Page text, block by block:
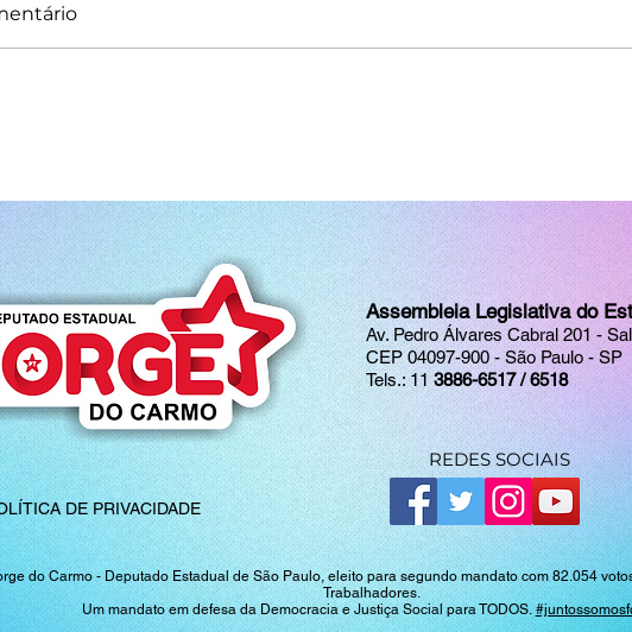
DE PRIVACIDADE
Assembleia Legislativa do
Av. Pedro Álvares Cabral 201 -
CEP 04097-900 - São Paulo - SP
Tels.: 113886-6517 / 6518
REDES SOCIAIS
do Carmo -Deputado Estadual de São Paulo, eleito para segundo mandato com 82.054
Trabalhadores.
Um mandato em defesa da Democracia e Justiça Social para TODOS.